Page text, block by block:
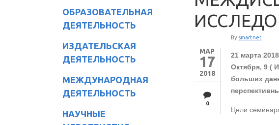
ОБРАЗОВАТЕЛЬНАЯ
ДЕЯТЕЛЬНОСТЬ
ИЗДАТЕЛЬСКАЯ
ДЕЯТЕЛЬНОСТЬ
МЕЖДУНАРОДНАЯ
ДЕЯТЕЛЬНОСТЬ
НАУЧНЫЕ
МАР
17
2018
0
By smartnet
21 марта
Октября, 9 (
больших
Цели